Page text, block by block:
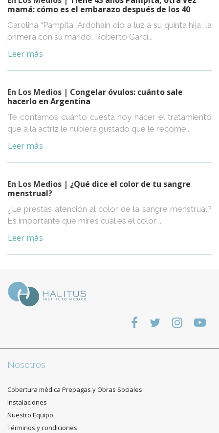
mamá: cómo es el embarazo después de los 40
Carolina “Pampita” Ardohain dio a luz a su quinta hija, la
primera con su marido, Roberto Garcí...
Leer más
En Los Medios | Congelar óvulos: cuánto sale
hacerlo en Argentina
Te contamos cuánto cuesta hoy hacer el tratamiento
que a la actriz le hubiera gustado que le recome...
Leer más
En Los Medios | ¿Qué dice el color de tu sangre
menstrual?
¿Le prestas atención al color de la sangre menstrual?
Es importante que mires cuál es el color ...
Leer más
Nosotros
Cobertura médica Prepagas y Obras Sociales
Instalaciones
Nuestro Equipo
Términos y condiciones